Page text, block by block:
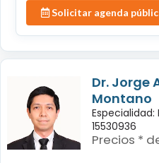
Solicitar agenda
Dr. Jorge
Montano
15530936
Precios *